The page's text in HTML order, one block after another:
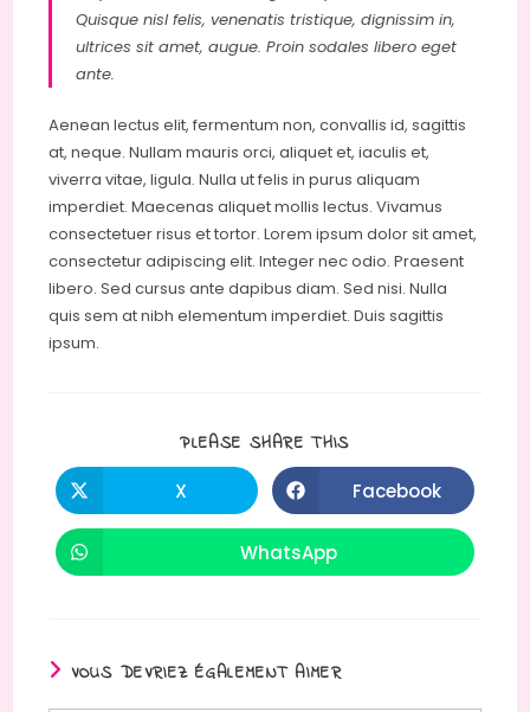
Quisque nisl felis, venenatis tristique, dignissim in,
ultrices sit amet, augue. Proin sodales libero eget
ante.
Aenean lectus elit, fermentum non, convallis id, sagittis
at, neque. Nullam mauris orci, aliquet et, iaculis et,
viverra vitae, ligula. Nulla ut felis in purus aliquam
imperdiet. Maecenas aliquet mollis lectus. Vivamus
consectetuer risus et tortor. Lorem ipsum dolor sit amet,
consectetur adipiscing elit. Integer nec odio. Praesent
libero. Sed cursus ante dapibus diam. Sed nisi. Nulla
quis sem at nibh elementum imperdiet. Duis sagittis
ipsum.
PLEASE SHARE THISPARTAGER
Ouvrir
dans
une
X Ouvrir
dans
une
Facebook
Ouvrir
dans
WhatsApp
VOUS DEVRIEZ ÉGALEMENT AIMER